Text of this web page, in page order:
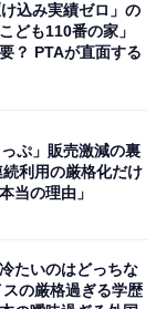
込み実績ゼロ」の
ども110番の家」
？ PTAが直面する
っぷ」販売激減の裏
利用の厳格化だけ
当の理由」
冷たいのはどっちな
の厳格過ぎる学歴